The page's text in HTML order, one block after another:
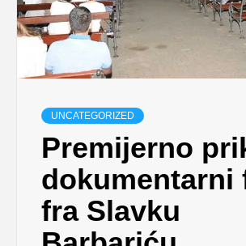
UNCATEGORIZED
Premijerno
dokumentarni
fra Slavku